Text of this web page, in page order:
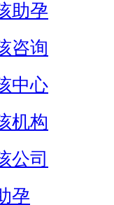
助孕
咨询
中心
机构
公司
孕